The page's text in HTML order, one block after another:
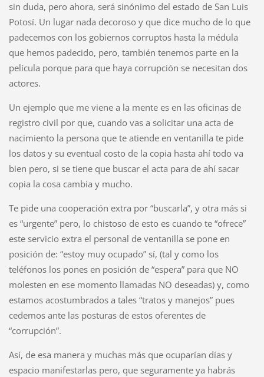
sin duda, pero ahora, será sinónimo del estado de San Luis
Potosí. Un lugar nada decoroso y que dice mucho de lo que
padecemos con los gobiernos corruptos hasta la médula
que hemos padecido, pero, también tenemos parte en la
película porque para que haya corrupción se necesitan dos
actores.
Un ejemplo que me viene a la mente es en las oficinas de
registro civil por que, cuando vas a solicitar una acta de
nacimiento la persona que te atiende en ventanilla te pide
los datos y su eventual costo de la copia hasta ahí todo va
bien pero, si se tiene que buscar el acta para de ahí sacar
copia la cosa cambia y mucho.
Te pide una cooperación extra por “buscarla”, y otra más si
es “urgente” pero, lo chistoso de esto es cuando te “ofrece”
este servicio extra el personal de ventanilla se pone en
posición de: “estoy muy ocupado” sí, (tal y como los
teléfonos los pones en posición de “espera” para que NO
molesten en ese momento llamadas NO deseadas) y, como
estamos acostumbrados a tales “tratos y manejos” pues
cedemos ante las posturas de estos oferentes de
“corrupción”.
Así, de esa manera y muchas más que ocuparían días y
espacio manifestarlas pero, que seguramente ya habrás